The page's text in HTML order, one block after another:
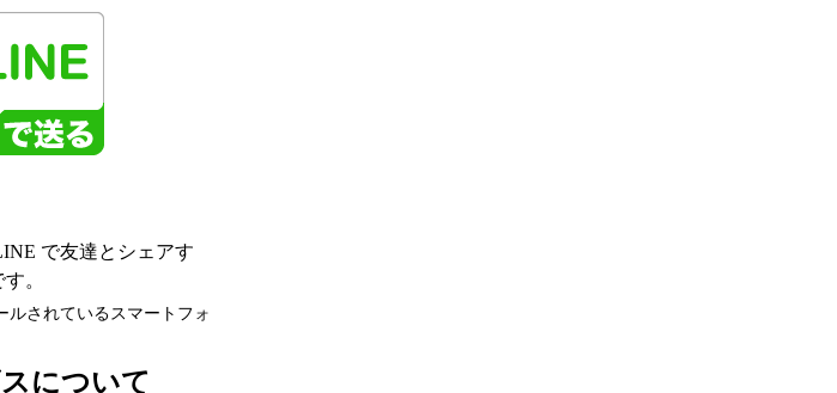
で友達とシェアす
。
ルされているスマートフォ
について